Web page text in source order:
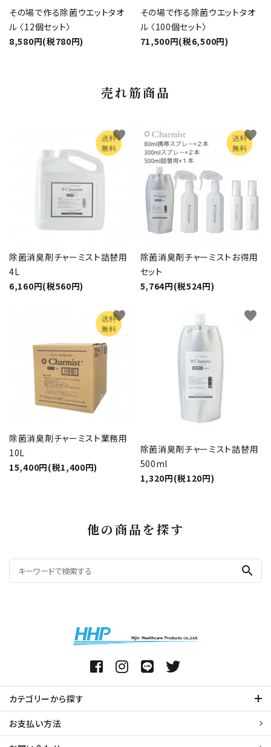
その場で作る除菌ウエットタオ
ル 〈12個セット〉
8,580円(税780円)
その場で作る除菌ウエットタオ
ル 〈100個セット〉
71,500円(税6,500円)
売れ筋商品
除菌消臭剤チャーミスト詰替用
4L
6,160円(税560円)
favorite
除菌消臭剤チャーミストお得用
セット
5,764円(税524円)
favorite
除菌消臭剤チャーミスト業務用
10L
15,400円(税1,400円)
favorite
除菌消臭剤チャーミスト詰替用
500ml
1,320円(税120円)
favorite
他の商品を探す
search
カテゴリーから探す
お支払い方法